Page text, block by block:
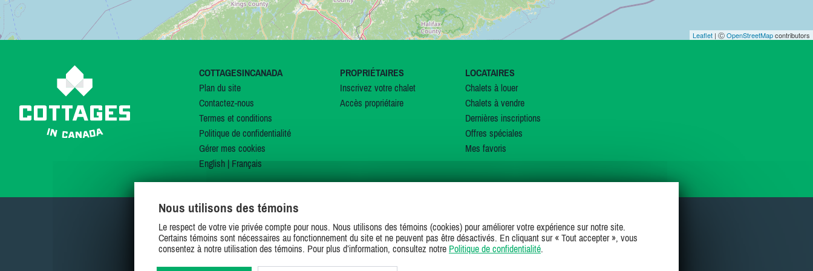
Leaflet | ⒸOpenStreetMapcontributors
COTTAGESINCANADA
Plan du site
Contactez-nous
Termes et conditions
Politique de confidentialité
Gérer mes cookies
English| Français
PROPRIÉTAIRES
Inscrivez votre chalet
Accès propriétaire
LOCATAIRES
Chalets à louer
Chalets à vendre
Dernières inscriptions
Offres spéciales
Mes favoris
SUIVEZ-NOUS SUR
Nous utilisons des témoins
Le respect de votre vie privée compte pour nous. Nous utilisons des témoins (cookies) pour améliorer votre expérience sur notre site.
Certains témoins sont nécessaires au fonctionnement du site et ne peuvent pas être désactivés. En cliquant sur « Tout accepter », vous
consentez à notre utilisation des témoins. Pour plus d’information, consultez notre Politique de confidentialité.